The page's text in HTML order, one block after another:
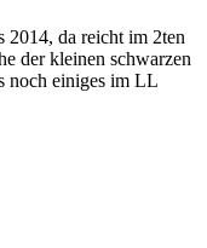
2014, da reicht im 2ten
der kleinen schwarzen
noch einiges im LL